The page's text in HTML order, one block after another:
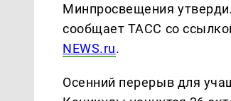
Минпросвещения
сообщает ТАСС со
NEWS.ru.
Осенний перерыв для